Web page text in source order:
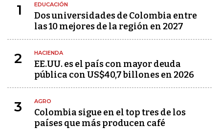
1 EDUCACIÓN
Dos universidades de Colombia entre
las 10 mejores de la región en 2027
2 HACIENDA
EE.UU. es el país con mayor deuda
pública con US$40,7 billones en 2026
3 AGRO
Colombia sigue en el top tres de los
países que más producen café